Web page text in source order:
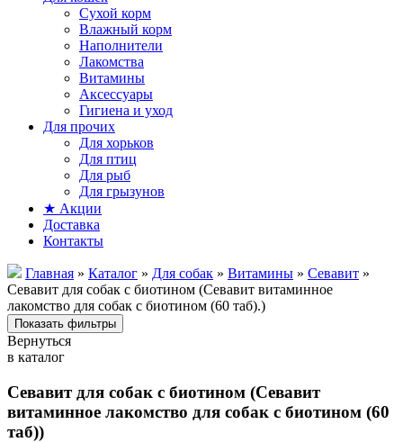
Сухой корм
Влажный корм
Наполнители
Лакомства
Витамины
Аксессуары
Гигиена и уход
Для прочих
Для хорьков
Для птиц
Для рыб
Для грызунов
★ Акции
Доставка
Контакты
Главная » Каталог » Для собак » Витамины » Севавит »
Севавит для собак с биотином (Севавит витаминное
лакомство для собак с биотином (60 таб).)
Вернуться
в каталог
Севавит для собак с биотином (Севавит
витаминное лакомство для собак с биотином (60
таб))